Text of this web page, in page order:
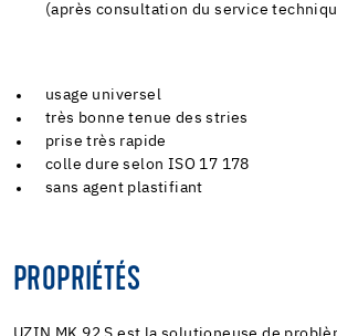
(après consultation du service
usage universel
très bonne tenue des stries
prise très rapide
colle dure selon ISO 17 178
sans agent plastifiant
PROPRIÉTÉS